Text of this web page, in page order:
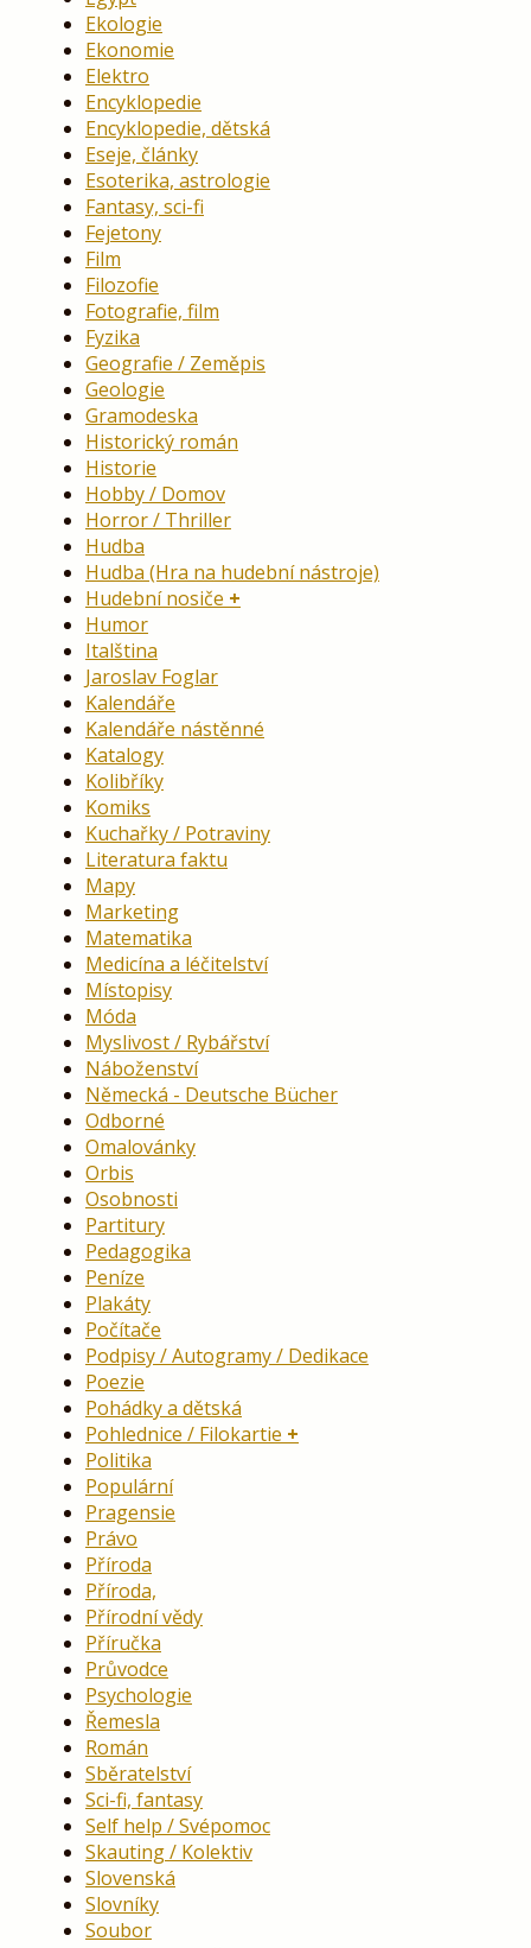
Ekologie
Ekonomie
Elektro
Encyklopedie
Encyklopedie, dětská
Eseje, články
Esoterika, astrologie
Fantasy, sci-fi
Fejetony
Film
Filozofie
Fotografie, film
Fyzika
Geografie / Zeměpis
Geologie
Gramodeska
Historický román
Historie
Hobby / Domov
Horror / Thriller
Hudba
Hudba (Hra na hudební nástroje)
Hudební nosiče
Humor
Italština
Jaroslav Foglar
Kalendáře
Kalendáře nástěnné
Katalogy
Kolibříky
Komiks
Kuchařky / Potraviny
Literatura faktu
Mapy
Marketing
Matematika
Medicína a léčitelství
Místopisy
Móda
Myslivost / Rybářství
Náboženství
Německá - Deutsche Bücher
Odborné
Omalovánky
Orbis
Osobnosti
Partitury
Pedagogika
Peníze
Plakáty
Počítače
Podpisy / Autogramy / Dedikace
Poezie
Pohádky a dětská
Pohlednice / Filokartie
Politika
Populární
Pragensie
Právo
Příroda
Příroda,
Přírodní vědy
Příručka
Průvodce
Psychologie
Řemesla
Román
Sběratelství
Sci-fi, fantasy
Self help / Svépomoc
Skauting / Kolektiv
Slovenská
Slovníky
Soubor